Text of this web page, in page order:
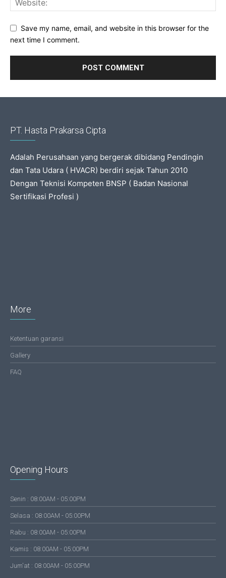
Save my name, email, and website in this browser for the
next time I comment.
PT. Hasta Prakarsa Cipta
Adalah Perusahaan yang bergerak dibidang Pendingin
dan Tata Udara ( HVACR) berdiri sejak Tahun 2010
Dengan Teknisi Kompeten BNSP ( Badan Nasional
Sertifikasi Profesi )
More
Ketentuan garansi
Gallery
FAQ
Opening Hours
Senin : 08:00AM - 05:00PM
Selasa : 08:00AM - 05:00PM
Rabu : 08:00AM - 05:00PM
Kamis : 08:00AM - 05:00PM
Jum'at : 08:00AM - 05:00PM